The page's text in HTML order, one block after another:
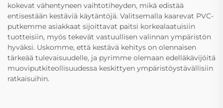
kokevat vähentyneen vaihtotiheyden, mikä edistää
entisestään kestäviä käytäntöjä. Valitsemalla kaarevat PVC-
putkemme asiakkaat sijoittavat paitsi korkealaatuisiin
tuotteisiin, myös tekevät vastuullisen valinnan ympäristön
hyväksi. Uskomme, että kestävä kehitys on olennaisen
tärkeää tulevaisuudelle, ja pyrimme olemaan edelläkävijöitä
muoviputkiteollisuudessa keskittyen ympäristöystävällisiin
ratkaisuihin.